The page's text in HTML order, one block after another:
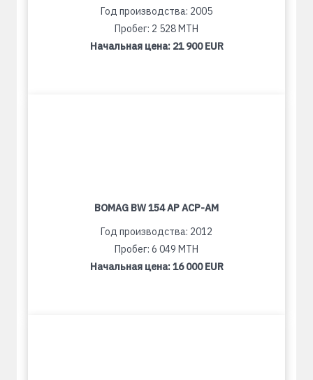
Год производства: 2005
Пробег: 2 528 MTH
Начальная цена: 21 900 EUR
BOMAG BW 154 AP ACP-AM
Год производства: 2012
Пробег: 6 049 MTH
Начальная цена:16 000 EUR